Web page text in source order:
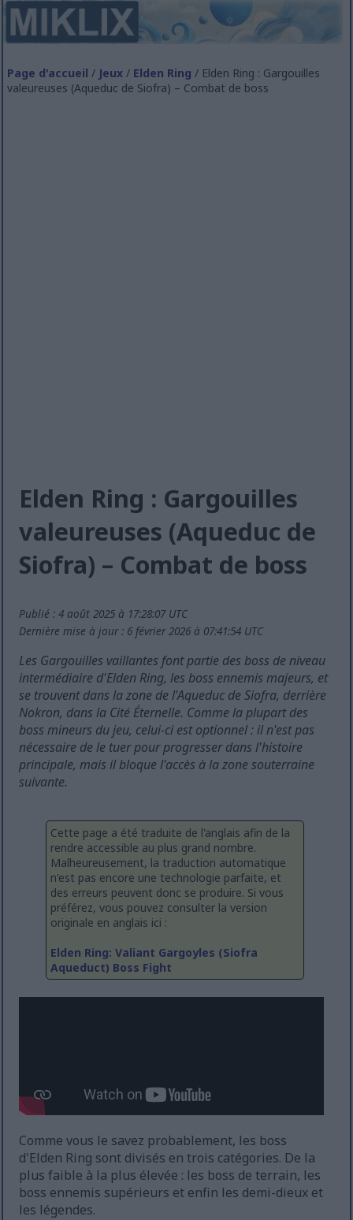
Page d'accueil / Jeux / Elden Ring / Elden Ring : Gargouilles
valeureuses (Aqueduc de Siofra) – Combat de boss
Elden Ring : Gargouilles
valeureuses (Aqueduc de
Siofra) – Combat de boss
Publié : 4 août 2025 à 17:28:07 UTC
Dernière mise à jour : 6 février 2026 à 07:41:54 UTC
Les Gargouilles vaillantes font partie des boss de niveau
intermédiaire d'Elden Ring, les boss ennemis majeurs, et
se trouvent dans la zone de l'Aqueduc de Siofra, derrière
Nokron, dans la Cité Éternelle. Comme la plupart des
boss mineurs du jeu, celui-ci est optionnel : il n'est pas
nécessaire de le tuer pour progresser dans l'histoire
principale, mais il bloque l'accès à la zone souterraine
suivante.
Cette page a été traduite de l'anglais afin de la
rendre accessible au plus grand nombre.
Malheureusement, la traduction automatique
n'est pas encore une technologie parfaite, et
des erreurs peuvent donc se produire. Si vous
préférez, vous pouvez consulter la version
originale en anglais ici :
Elden Ring: Valiant Gargoyles (Siofra
Aqueduct) Boss Fight
Comme vous le savez probablement, les boss
d'Elden Ring sont divisés en trois catégories. De la
plus faible à la plus élevée : les boss de terrain, les
boss ennemis supérieurs et enfin les demi-dieux et
les légendes.